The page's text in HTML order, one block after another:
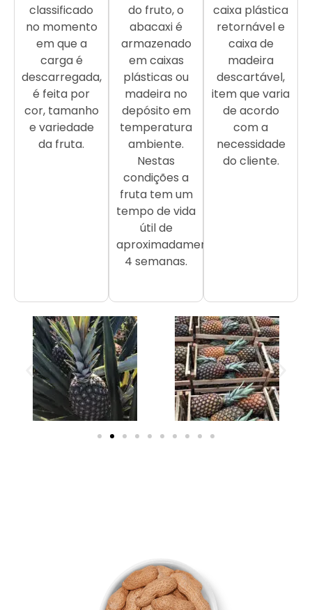
classificado
no momento
em que a
carga é
descarregada,
é feita por
cor, tamanho
e variedade
da fruta.
do fruto, o
abacaxi é
armazenado
em caixas
plásticas ou
madeira no
depósito em
temperatura
ambiente.
Nestas
condições a
fruta tem um
tempo de vida
útil de
aproximadamente
4 semanas.
caixa plástica
retornável e
caixa de
madeira
descartável,
item que varia
de acordo
com a
necessidade
do cliente.